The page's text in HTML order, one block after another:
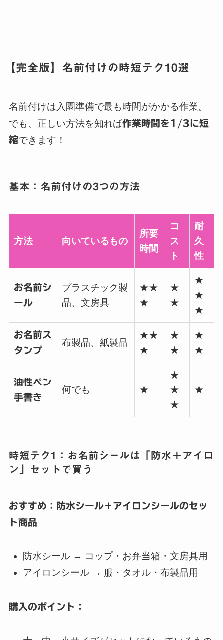
【完全版】名前付けの時短テク10選
名前付けは入園準備で最も時間がかかる作業。
でも、正しい方法を知れば作業時間を1/3に短
縮できます！
基本：名前付けの3つの方法
方法 向いているもの
所要
時間
コ
ス
ト
耐
久
性
お名前シ
ール
プラスチック製
品、文房具
★★
★
★
★
★
★
★
お名前ス
タンプ
布製品、紙製品
★★
★
★
★
★
★
油性ペン
手書き
何でも ★
★
★
★
★
時短テク1：お名前シールは「防水＋アイロ
ン」セットで買う
おすすめ：防水シール＋アイロンシールのセッ
ト商品
防水シール → コップ・お弁当箱・文房具用
アイロンシール → 服・タオル・布製品用
購入のポイント：